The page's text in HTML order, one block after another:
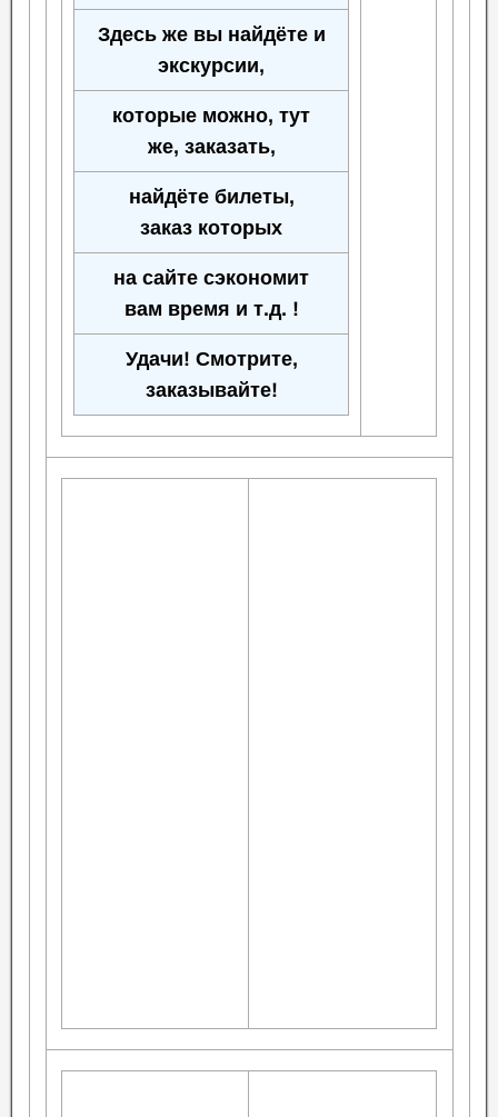
Здесь же вы найдёте и
экскурсии,
которые можно, тут
же, заказать,
найдёте билеты,
заказ которых
на сайте сэкономит
вам время и т.д. !
Удачи! Смотрите,
заказывайте!